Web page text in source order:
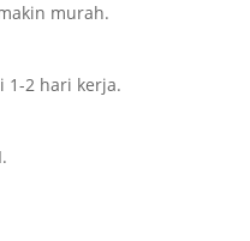
murah.
1-2 hari kerja.